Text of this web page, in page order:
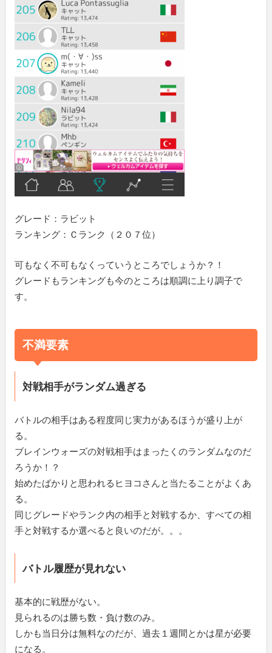
グレード：ラビット
ランキング：Ｃランク（２０７位）
可もなく不可もなくっていうところでしょうか？！
グレードもランキングも今のところは順調に上り調子で
す。
不満要素
対戦相手がランダム過ぎる
バトルの相手はある程度同じ実力があるほうが盛り上が
る。
ブレインウォーズの対戦相手はまったくのランダムなのだ
ろうか！？
始めたばかりと思われるヒヨコさんと当たることがよくあ
る。
同じグレードやランク内の相手と対戦するか、すべての相
手と対戦するか選べると良いのだが。。。
バトル履歴が見れない
基本的に戦歴がない。
見られるのは勝ち数・負け数のみ。
しかも当日分は無料なのだが、過去１週間とかは星が必要
になる。